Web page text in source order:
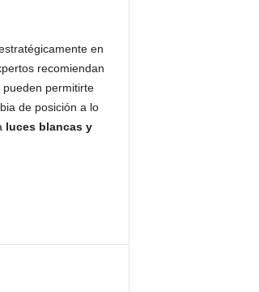
en
recomiendan
pueden permitirte
de posición a lo
luces blancas y